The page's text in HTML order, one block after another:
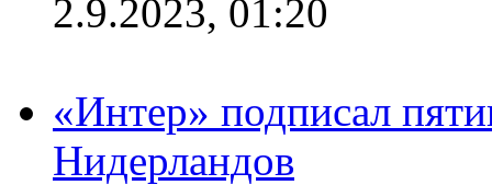
2.9.2023, 01:20
«Интер» подписал
Нидерландов